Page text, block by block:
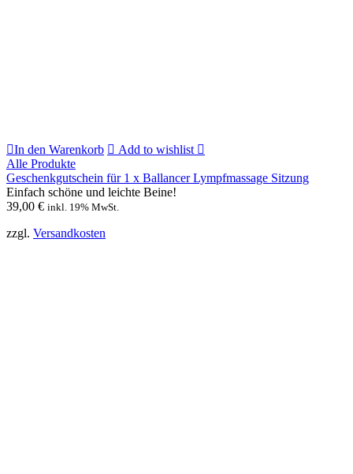
In den Warenkorb
Add to wishlist
Alle Produkte
Geschenkgutschein für 1 x Ballancer Lympfmassage Sitzung
Einfach schöne und leichte Beine!
39,00 € inkl. 19% MwSt.
zzgl. Versandkosten